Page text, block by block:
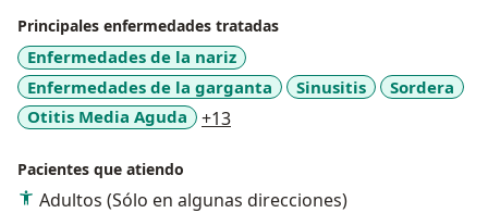
funcional y estética en RhinoFace Academy, Brasil.
Estoy comprometida siempre en el aprendizaje y
potenciación de mis capacidades con el fin de brindar
una atención de calidad y calidez a mis pacientes.
Principales enfermedades tratadas
Enfermedades de la nariz
Enfermedades de la garganta
Sinusitis
Sordera
Otitis Media Aguda
+13a11y_sr_more_diseases
Pacientes que atiendo
Adultos (Sólo en algunas direcciones)